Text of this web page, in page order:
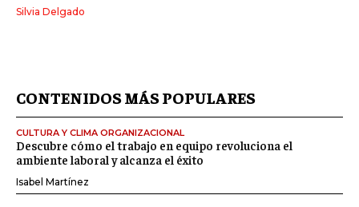
Silvia Delgado
CONTENIDOS MÁS POPULARES
CULTURA Y CLIMA ORGANIZACIONAL
Descubre cómo el trabajo en equipo revoluciona el
ambiente laboral y alcanza el éxito
Isabel Martínez